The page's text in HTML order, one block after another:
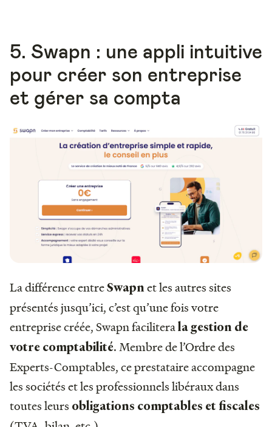
5. Swapn : une appli intuitive
pour créer son entreprise
et gérer sa compta
La différence entreSwapnet les autres sites
présentés jusqu’ici, c’est qu’une fois votre
entreprise créée, Swapn faciliterala gestion de
votre comptabilité. Membre de l’Ordre des
Experts-Comptables, ce prestataire accompagne
les sociétés et les professionnels libéraux dans
toutes leurs obligations comptables et fiscales